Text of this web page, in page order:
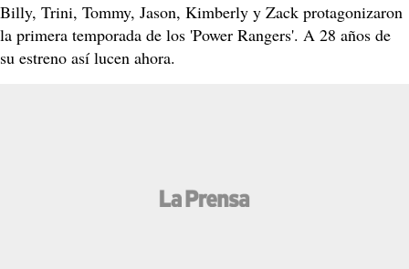
Billy, Trini, Tommy, Jason, Kimberly y Zack protagonizaron
la primera temporada de los 'Power Rangers'. A 28 años de
su estreno así lucen ahora.